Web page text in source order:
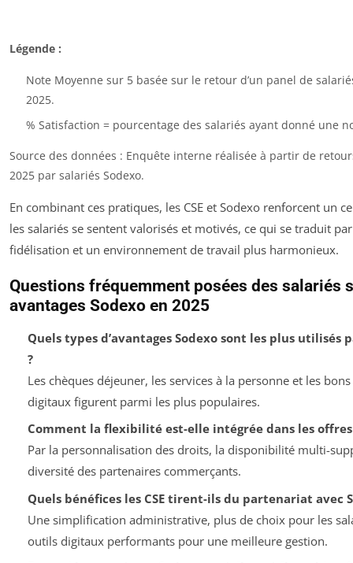
Légende :
Note Moyenne sur 5 basée sur le retour d’un panel de
2025.
% Satisfaction = pourcentage des salariés ayant donné une
Source des données : Enquête interne réalisée à partir de
2025 par salariés Sodexo.
En combinant ces pratiques, les CSE et Sodexo renforcent un
les salariés se sentent valorisés et motivés, ce qui se traduit
fidélisation et un environnement de travail plus harmonieux.
Questions fréquemment posées des salariés
avantages Sodexo en 2025
Quels types d’avantages Sodexo sont les plus utilisés
?
Les chèques déjeuner, les services à la personne et les
digitaux figurent parmi les plus populaires.
Comment la flexibilité est-elle intégrée dans les offres
Par la personnalisation des droits, la disponibilité multi-
diversité des partenaires commerçants.
Quels bénéfices les CSE tirent-ils du partenariat avec
Une simplification administrative, plus de choix pour les
outils digitaux performants pour une meilleure gestion.